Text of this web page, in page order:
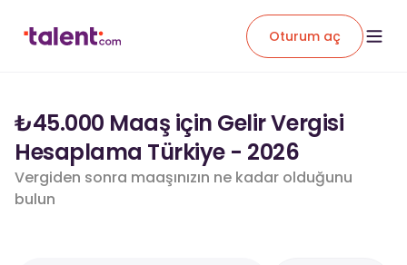
Oturum aç
₺45.000 Maaş için Gelir Vergisi
Hesaplama Türkiye - 2026
Vergiden sonra maaşınızın ne kadar olduğunu
bulun